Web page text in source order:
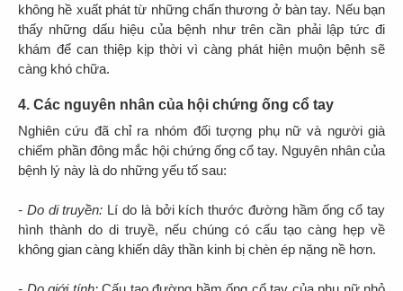
không hề xuất phát từ những chấn thương ở bàn tay. Nếu bạn
thấy những dấu hiệu của bệnh như trên cần phải lập tức đi
khám để can thiệp kịp thời vì càng phát hiện muộn bệnh sẽ
càng khó chữa.
4. Các nguyên nhân của hội chứng ống cổ tay
Nghiên cứu đã chỉ ra nhóm đối tượng phụ nữ và người già
chiếm phần đông mắc hội chứng ống cổ tay. Nguyên nhân của
bệnh lý này là do những yếu tố sau:
- Do di truyền: Lí do là bởi kích thước đường hầm ống cổ tay
hình thành do di truyề, nếu chúng có cấu tạo càng hẹp về
không gian càng khiến dây thần kinh bị chèn ép nặng nề hơn.